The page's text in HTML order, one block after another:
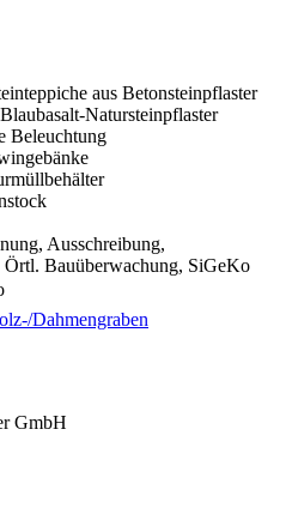
aus Betonsteinpflaster
Natursteinpflaster
Beleuchtung
Ausschreibung,
Örtl. Bauüberwachung, SiGeKo
Dahmengraben
GmbH